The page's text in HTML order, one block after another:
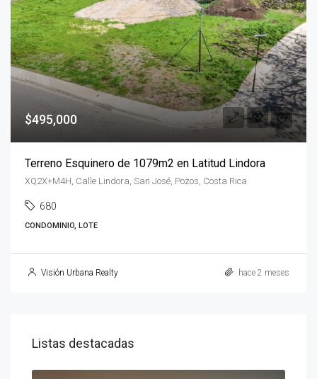
$495,000
Terreno Esquinero de 1079m2 en Latitud Lindora
XQ2X+M4H, Calle Lindora, San José, Pozos, Costa Rica
680
CONDOMINIO, LOTE
Visión Urbana Realty hace 2 meses
Listas destacadas